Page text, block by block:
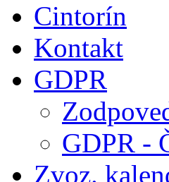
Cintorín
Kontakt
GDPR
GDPR -
Zvoz.